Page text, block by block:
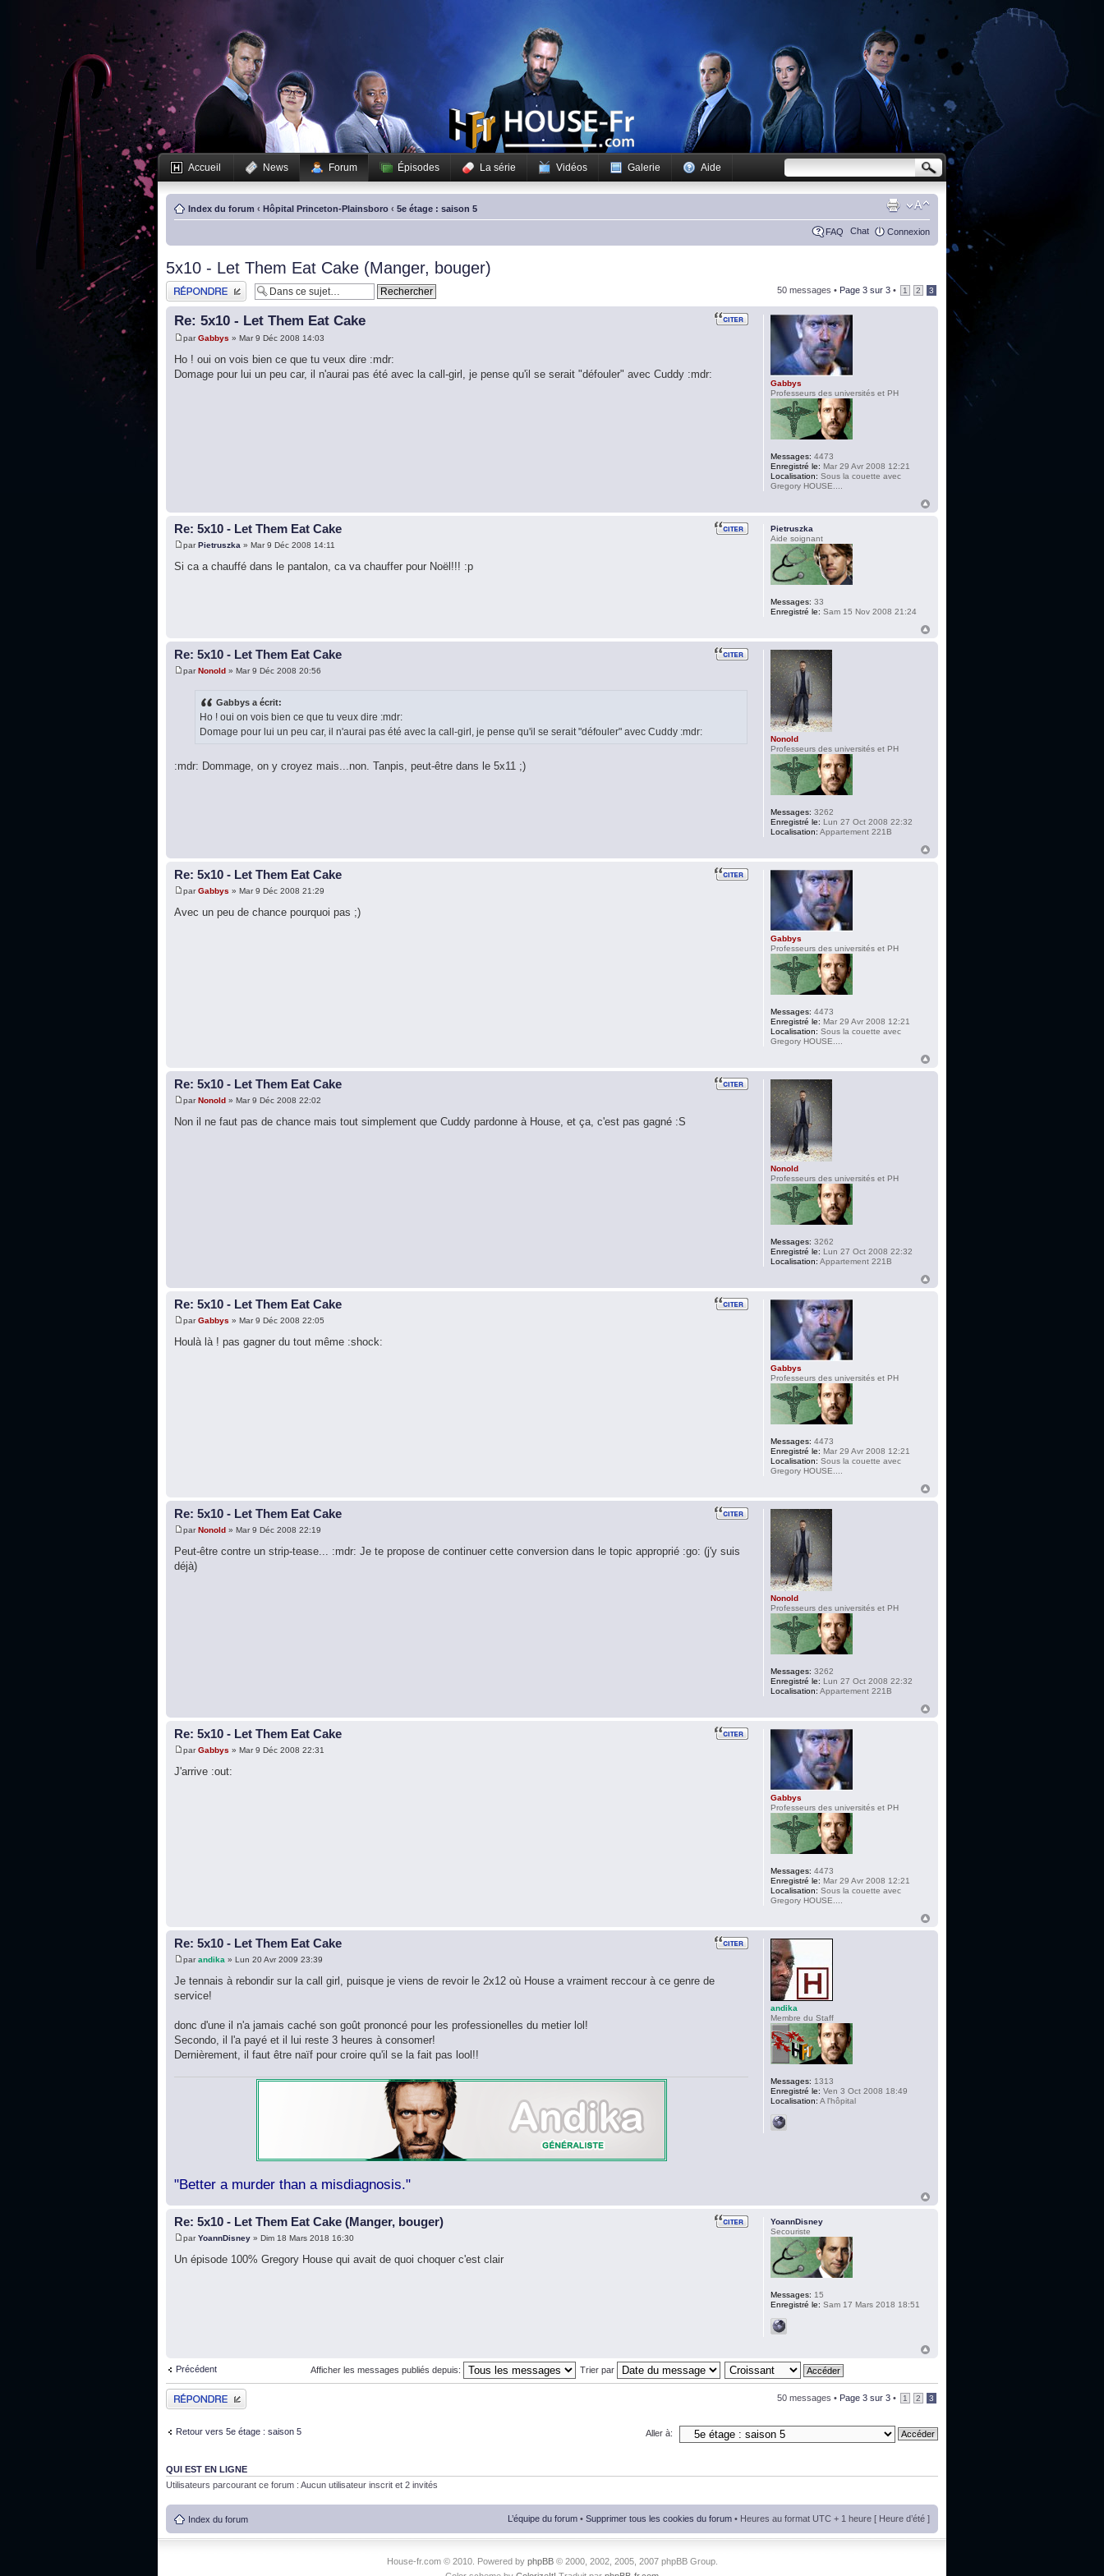
Accueil News Forum Épisodes La série Vidéos Galerie Aide
Index du forum ‹ Hôpital Princeton-Plainsboro ‹ 5e étage : saison 5
FAQ Chat Connexion
5x10 - Let Them Eat Cake (Manger, bouger)
Publier une réponse 50 messages • Page 3 sur 3 • 1 2 3
Re: 5x10 - Let Them Eat Cake
parGabbys » Mar 9 Déc 2008 14:03
Ho ! oui on vois bien ce que tu veux dire :mdr:
Domage pour lui un peu car, il n'aurai pas été avec la call-girl, je pense qu'il se serait "défouler" avec Cuddy :mdr:
Gabbys
Professeurs des universités et PH
Messages: 4473
Enregistré le: Mar 29 Avr 2008 12:21
Localisation: Sous la couette avec
Gregory HOUSE....
Re: 5x10 - Let Them Eat Cake
parPietruszka » Mar 9 Déc 2008 14:11
Si ca a chauffé dans le pantalon, ca va chauffer pour Noël!!! :p
Pietruszka
Aide soignant
Messages: 33
Enregistré le: Sam 15 Nov 2008 21:24
Re: 5x10 - Let Them Eat Cake
parNonold » Mar 9 Déc 2008 20:56
Gabbys a écrit:
Ho ! oui on vois bien ce que tu veux dire :mdr:
Domage pour lui un peu car, il n'aurai pas été avec la call-girl, je pense qu'il se serait "défouler" avec Cuddy :mdr:
:mdr: Dommage, on y croyez mais...non. Tanpis, peut-être dans le 5x11 ;)
Nonold
Professeurs des universités et PH
Messages: 3262
Enregistré le: Lun 27 Oct 2008 22:32
Localisation: Appartement 221B
Re: 5x10 - Let Them Eat Cake
parGabbys » Mar 9 Déc 2008 21:29
Avec un peu de chance pourquoi pas ;)
Gabbys
Professeurs des universités et PH
Messages: 4473
Enregistré le: Mar 29 Avr 2008 12:21
Localisation: Sous la couette avec
Gregory HOUSE....
Re: 5x10 - Let Them Eat Cake
parNonold » Mar 9 Déc 2008 22:02
Non il ne faut pas de chance mais tout simplement que Cuddy pardonne à House, et ça, c'est pas gagné :S
Nonold
Professeurs des universités et PH
Messages: 3262
Enregistré le: Lun 27 Oct 2008 22:32
Localisation: Appartement 221B
Re: 5x10 - Let Them Eat Cake
parGabbys » Mar 9 Déc 2008 22:05
Houlà là ! pas gagner du tout même :shock:
Gabbys
Professeurs des universités et PH
Messages: 4473
Enregistré le: Mar 29 Avr 2008 12:21
Localisation: Sous la couette avec
Gregory HOUSE....
Re: 5x10 - Let Them Eat Cake
parNonold » Mar 9 Déc 2008 22:19
Peut-être contre un strip-tease... :mdr: Je te propose de continuer cette conversion dans le topic approprié :go: (j'y suis
déjà)
Nonold
Professeurs des universités et PH
Messages: 3262
Enregistré le: Lun 27 Oct 2008 22:32
Localisation: Appartement 221B
Re: 5x10 - Let Them Eat Cake
parGabbys » Mar 9 Déc 2008 22:31
J'arrive :out:
Gabbys
Professeurs des universités et PH
Messages: 4473
Enregistré le: Mar 29 Avr 2008 12:21
Localisation: Sous la couette avec
Gregory HOUSE....
Re: 5x10 - Let Them Eat Cake
parandika » Lun 20 Avr 2009 23:39
Je tennais à rebondir sur la call girl, puisque je viens de revoir le 2x12 où House a vraiment reccour à ce genre de
service!
donc d'une il n'a jamais caché son goût prononcé pour les professionelles du metier lol!
Secondo, il l'a payé et il lui reste 3 heures à consomer!
Dernièrement, il faut être naïf pour croire qu'il se la fait pas lool!!
"Better a murder than a misdiagnosis."
andika
Membre du Staff
Messages: 1313
Enregistré le: Ven 3 Oct 2008 18:49
Localisation: A l'hôpital
Re: 5x10 - Let Them Eat Cake (Manger, bouger)
parYoannDisney » Dim 18 Mars 2018 16:30
Un épisode 100% Gregory House qui avait de quoi choquer c'est clair
YoannDisney
Secouriste
Messages: 15
Enregistré le: Sam 17 Mars 2018 18:51
Précédent Afficher les messages publiés depuis: Trier par
Publier une réponse 50 messages • Page 3 sur 3 • 1 2 3
Retour vers 5e étage : saison 5 Aller à:
QUI EST EN LIGNE
Utilisateurs parcourant ce forum : Aucun utilisateur inscrit et 2 invités
Index du forum L’équipe du forum • Supprimer tous les cookies du forum • Heures au format UTC + 1 heure [ Heure d’été ]
House-fr.com © 2010. Powered by phpBB© 2000, 2002, 2005, 2007 phpBB Group.